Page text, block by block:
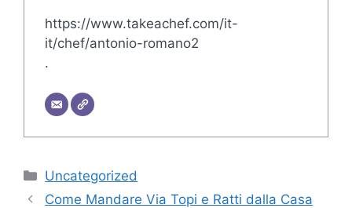
https://www.takeachef.com/it-
it/chef/antonio-romano2
.
Categorie
Uncategorized
Come Mandare Via Topi e Ratti dalla Casa